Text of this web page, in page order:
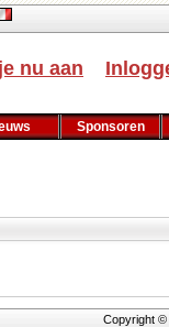
nu aan
Sponsoren
Copyright ©